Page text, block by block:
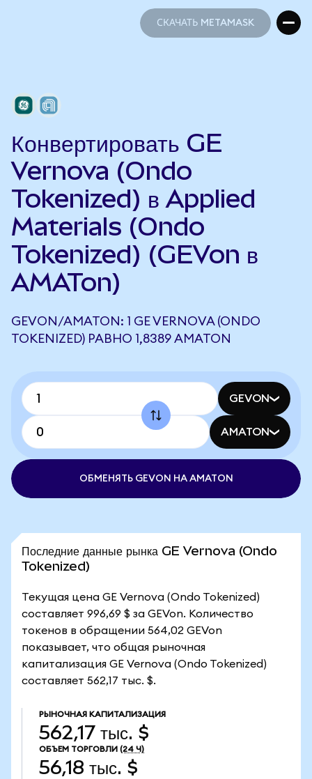
СКАЧАТЬ METAMASK
Конвертировать GE
Vernova (Ondo
Tokenized) в Applied
Materials (Ondo
Tokenized) (GEVon в
AMATon)
GEVON/AMATON: 1 GE VERNOVA (ONDO
TOKENIZED) РАВНО 1,8389 AMATON
GEVON
AMATON
ОБМЕНЯТЬ GEVON НА AMATON
Последние данные рынка GE Vernova (Ondo
Tokenized)
Текущая цена GE Vernova (Ondo Tokenized)
составляет 996,69 $ за GEVon. Количество
токенов в обращении 564,02 GEVon
показывает, что общая рыночная
капитализация GE Vernova (Ondo Tokenized)
составляет 562,17 тыс. $.
РЫНОЧНАЯ КАПИТАЛИЗАЦИЯ
562,17 тыс. $
ОБЪЕМ ТОРГОВЛИ (24 Ч)
56,18 тыс. $